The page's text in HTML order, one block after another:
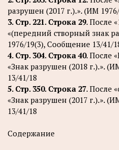
разрушен (2017 г.).». (ИМ
3. Стр. 221. Строка 29. После
«(передний створный знак
1976/19(3), Сообщение 13/41/
4. Стр. 304. Строка 40. После
«Знак разрушен (2018 г.).».
13/41/18
5. Стр. 350. Строка 27. После
«Знак разрушен (2017 г.).».
13/41/18
Содержание